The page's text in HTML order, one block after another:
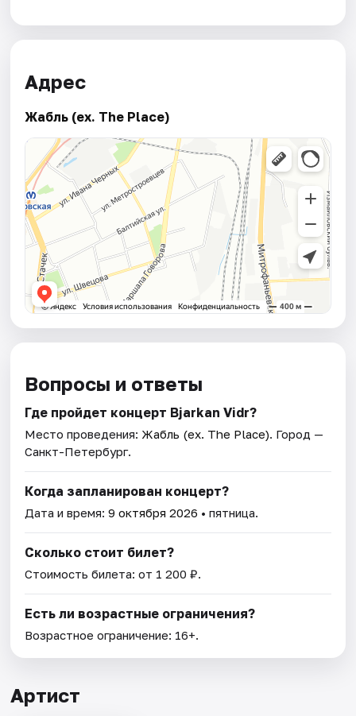
Адрес
Жабль (ex. The Place)
Вопросы и ответы
Где пройдет концерт Bjarkan Vidr?
Место проведения: Жабль (ex. The Place). Город —
Санкт-Петербург.
Когда запланирован концерт?
Дата и время:9 октября 2026 • пятница.
Сколько стоит билет?
Стоимость билета: от 1 200 ₽.
Есть ли возрастные ограничения?
Возрастное ограничение: 16+.
Артист